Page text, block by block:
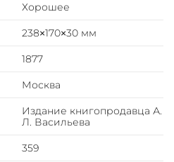
Хорошее
238×170×30 мм
1877
Москва
Издание книгопродавца А.
Л. Васильева
359